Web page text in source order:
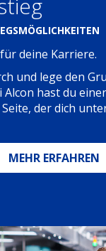
deine Karriere.
und lege den
Alcon hast du
der dich
MEHR ERFAHREN